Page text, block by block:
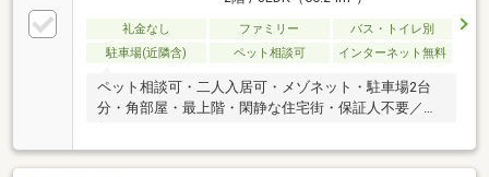
礼金なし ファミリー
バス・トイレ別
駐車場(近隣含)
ペット相談可 インターネット無料
ペット相談可・二人入居可・メゾネット・駐車場2台
分・角部屋・最上階・閑静な住宅街・保証人不要／代
行